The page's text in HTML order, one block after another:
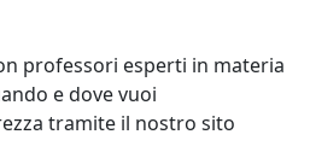
professori esperti in materia
e dove vuoi
tramite il nostro sito